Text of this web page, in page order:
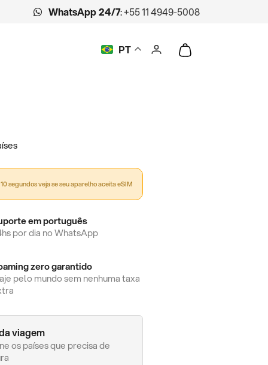
WhatsApp 24/7:+55 11 4949-5008
PT
segundos veja se seu aparelho aceita eSIM
em português
por dia no WhatsApp
zero garantido
pelo mundo sem nenhuma taxa
viagem
os países que precisa de